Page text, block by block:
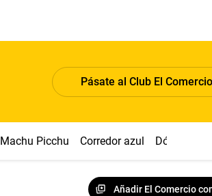
Pásate al Club El Comercio
Machu Picchu Corredor azul Dólar
Añadir El Comercio